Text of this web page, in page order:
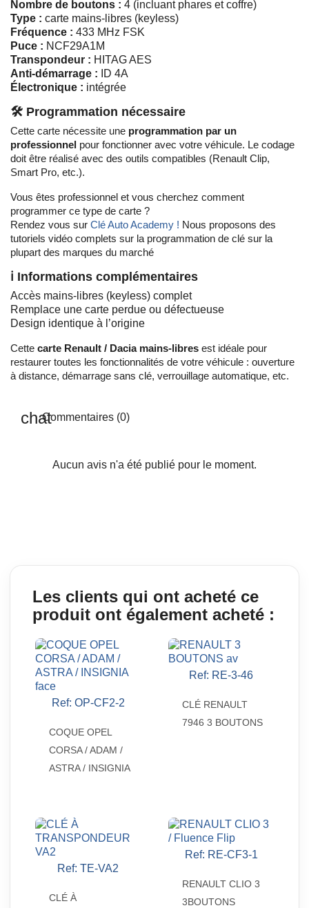
Nombre de boutons : 4 (incluant phares et coffre)
Type : carte mains-libres (keyless)
Fréquence : 433 MHz FSK
Puce : NCF29A1M
Transpondeur : HITAG AES
Anti-démarrage : ID 4A
Électronique : intégrée
🛠️ Programmation nécessaire
Cette carte nécessite une programmation par un
professionnel pour fonctionner avec votre véhicule. Le codage
doit être réalisé avec des outils compatibles (Renault Clip,
Smart Pro, etc.).
Vous êtes professionnel et vous cherchez comment
programmer ce type de carte ?
Rendez vous sur Clé Auto Academy ! Nous proposons des
tutoriels vidéo complets sur la programmation de clé sur la
plupart des marques du marché
ℹ️ Informations complémentaires
Accès mains-libres (keyless) complet
Remplace une carte perdue ou défectueuse
Design identique à l’origine
Cette carte Renault / Dacia mains-libres est idéale pour
restaurer toutes les fonctionnalités de votre véhicule : ouverture
à distance, démarrage sans clé, verrouillage automatique, etc.
Commentaires (0)
Aucun avis n'a été publié pour le moment.
Les clients qui ont acheté ce
produit ont également acheté :
 Aperçu rapide
Ref: OP-CF2-2
COQUE OPEL
CORSA / ADAM /
ASTRA / INSIGNIA
 Aperçu rapide
Ref: RE-3-46
CLÉ RENAULT
7946 3 BOUTONS
Aperçu rapide
Ref: TE-VA2
CLÉ À
 Aperçu rapide
Ref: RE-CF3-1
RENAULT CLIO 3
3BOUTONS